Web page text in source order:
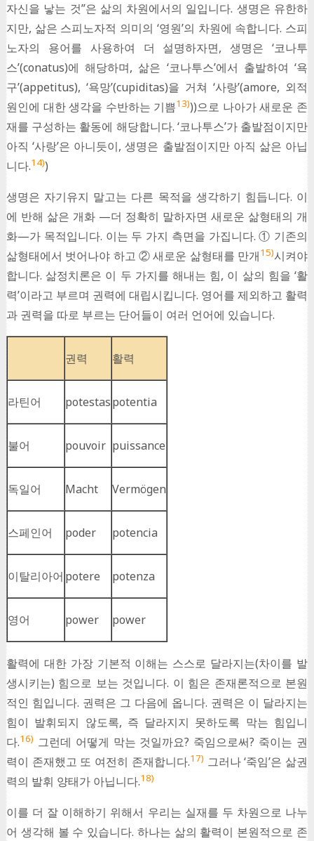
자신을 낳는 것”은 삶의 차원에서의 일입니다. 생명은 유한하
지만, 삶은 스피노자적 의미의 ‘영원’의 차원에 속합니다. 스피
노자의 용어를 사용하여 더 설명하자면, 생명은 ‘코나투
스’(conatus)에 해당하며, 삶은 ‘코나투스’에서 출발하여 ‘욕
구’(appetitus), ‘욕망’(cupiditas)을 거쳐 ‘사랑’(amore, 외적
원인에 대한 생각을 수반하는 기쁨13)))으로 나아가 새로운 존
재를 구성하는 활동에 해당합니다. ‘코나투스’가 출발점이지만
아직 ‘사랑’은 아니듯이, 생명은 출발점이지만 아직 삶은 아닙
니다.14))
생명은 자기유지 말고는 다른 목적을 생각하기 힘듭니다. 이
에 반해 삶은 개화 —더 정확히 말하자면 새로운 삶형태의 개
화—가 목적입니다. 이는 두 가지 측면을 가집니다. ① 기존의
삶형태에서 벗어나야 하고 ② 새로운 삶형태를 만개15)시켜야
합니다. 삶정치론은 이 두 가지를 해내는 힘, 이 삶의 힘을 ‘활
력’이라고 부르며 권력에 대립시킵니다. 영어를 제외하고 활력
과 권력을 따로 부르는 단어들이 여러 언어에 있습니다.
권력 활력
라틴어 potestaspotentia
불어 pouvoir puissance
독일어 Macht Vermögen
스페인어 poder potencia
이탈리아어 potere potenza
영어 power power
활력에 대한 가장 기본적 이해는 스스로 달라지는(차이를 발
생시키는) 힘으로 보는 것입니다. 이 힘은 존재론적으로 본원
적인 힘입니다. 권력은 그 다음에 옵니다. 권력은 이 달라지는
힘이 발휘되지 않도록, 즉 달라지지 못하도록 막는 힘입니
다.16) 그런데 어떻게 막는 것일까요? 죽임으로써? 죽이는 권
력이 존재했고 또 여전히 존재합니다.17) 그러나 ‘죽임’은 삶권
력의 발휘 양태가 아닙니다.18)
이를 더 잘 이해하기 위해서 우리는 실재를 두 차원으로 나누
어 생각해 볼 수 있습니다. 하나는 삶의 활력이 본원적으로 존